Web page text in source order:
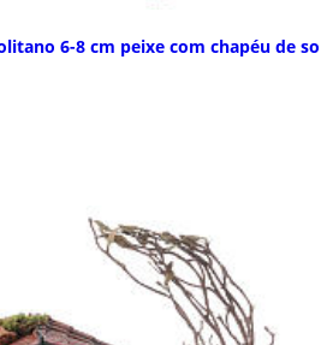
6-8 cm peixe com chapéu de